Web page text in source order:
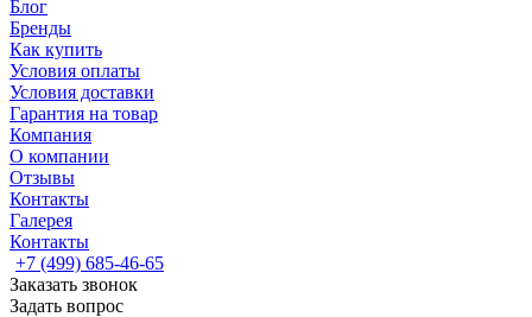
Блог
Бренды
Как купить
Условия оплаты
Условия доставки
Гарантия на товар
Компания
О компании
Отзывы
Контакты
Галерея
Контакты
+7 (499) 685-46-65
Заказать звонок
Задать вопрос